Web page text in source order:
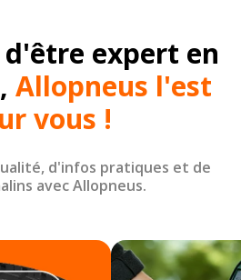
d'être expert en
Allopneus l'est
vous !
d'infos pratiques et de
avec Allopneus.